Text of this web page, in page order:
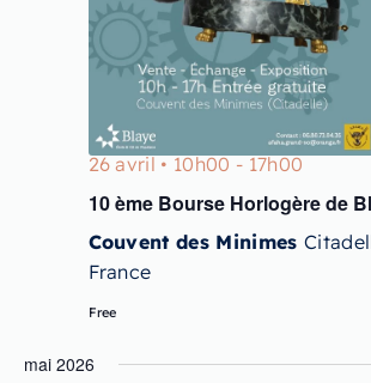
26 avril • 10h00 - 17h00
10 ème Bourse Horlogère de
Couvent des Minimes
France
Free
mai 2026